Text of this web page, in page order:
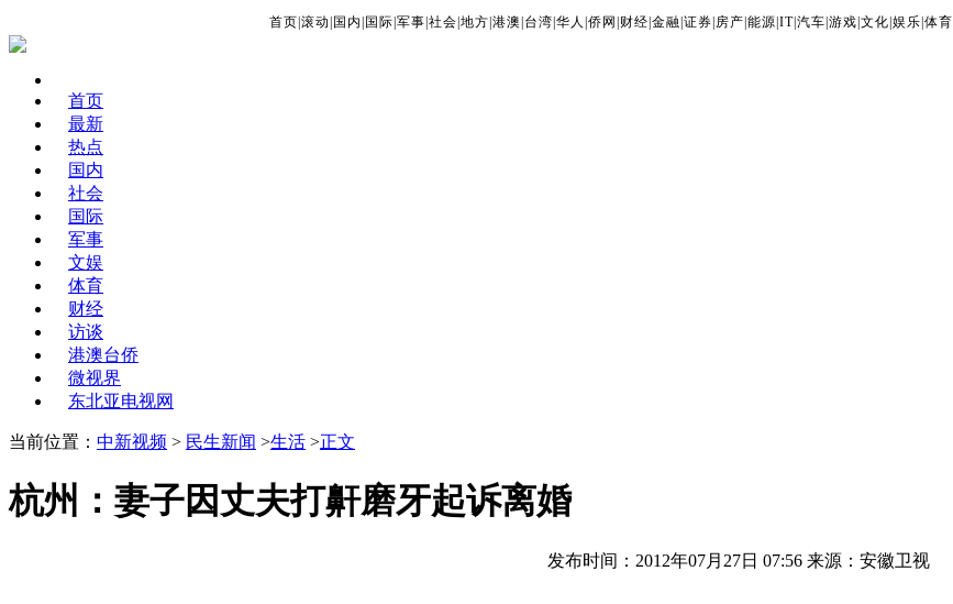
首页 滚动 国内 国际 军事 社会 地方 港澳 台湾 华人 侨网 财经 金融 证券 房产 能源 IT| 汽车 游戏 文化 娱乐 体育
首页
最新
热点
国内
社会
国际
军事
文娱
体育
财经
访谈
港澳台侨
微视界
东北亚电视网
当前位置： 中新视频 > 民生新闻 >生活 >正文
杭州：妻子因丈夫打鼾磨牙起诉离婚
发布时间：2012年07月27日 07:56 来源：安徽卫视